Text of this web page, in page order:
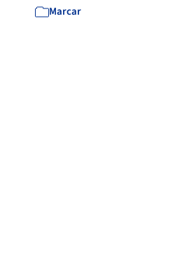
Marcar